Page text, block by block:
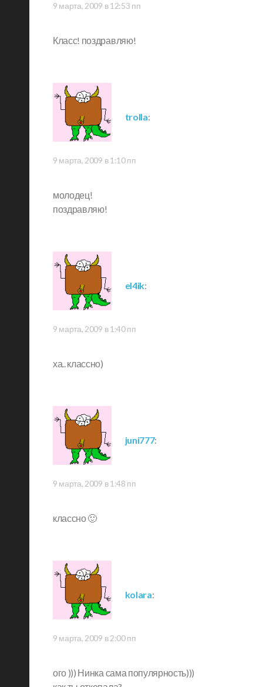
9 марта, 2009 в 12:53 пп
Класс! поздравляю!
trolla:
9 марта, 2009 в 1:10 пп
молодец!
поздравляю!
el4ik:
9 марта, 2009 в 1:40 пп
ха.. классно)
juni777:
9 марта, 2009 в 1:48 пп
классно 🙂
kolara:
9 марта, 2009 в 2:00 пп
ого ))) Нинка сама популярность)))